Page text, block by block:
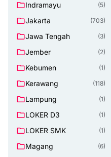
Indramayu (5)
Jakarta (703)
Jawa Tengah (3)
Jember (2)
Kebumen (1)
Kerawang (118)
Lampung (1)
LOKER D3 (1)
LOKER SMK (1)
Magang (6)